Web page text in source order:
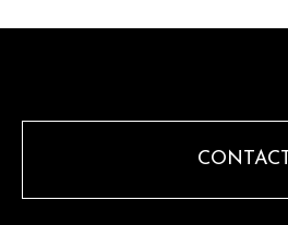
CONTACT